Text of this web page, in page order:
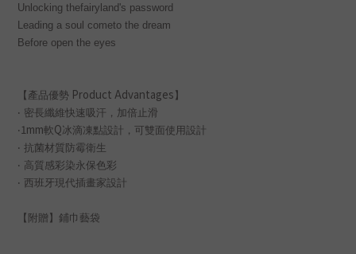
Unlocking thefairyland's password
Leading a soul cometo the dream
Before open the eyes
【產品優勢 Product Advantages 】
‧ 密長纖維快速吸汗，加倍止滑
‧ 1mm軟Q冰滴凍點設計，可雙面使用設計
‧ 抗菌材質防霉衛生
‧ 高質感彩染永保色彩
‧ 西班牙現代插畫家設計
【附贈】鋪巾藝袋